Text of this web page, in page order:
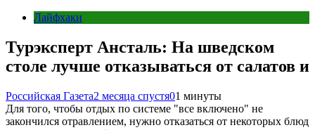
Лайфхаки
Турэксперт Ансталь: На шведском
столе лучше отказываться от салатов и
Российская Газета2 месяца спустя01 минуты
Для того, чтобы отдых по системе "все включено" не
закончился отравлением, нужно отказаться от некоторых блюд